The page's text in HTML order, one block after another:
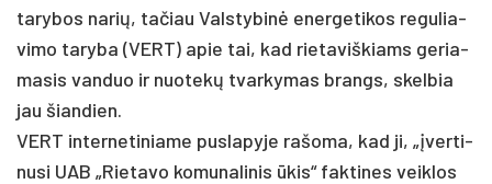
ta­ry­bos na­rių, ta­čiau Vals­ty­binė ener­ge­ti­kos re­gu­lia­
vi­mo ta­ry­ba (VERT) apie tai, kad rie­ta­viš­kiams ge­ria­
ma­sis van­duo ir nuo­tekų tvar­ky­mas brangs, skel­bia
jau šian­dien.
VERT in­ter­ne­ti­nia­me pus­la­py­je ra­šo­ma, kad ji, „įver­ti­
nu­si UAB „Rie­ta­vo ko­mu­na­li­nis ūkis“ fak­ti­nes veik­los